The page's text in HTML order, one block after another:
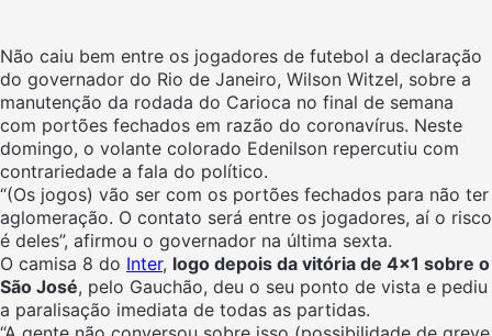
Não caiu bem entre os jogadores de futebol a declaração
do governador do Rio de Janeiro, Wilson Witzel, sobre a
manutenção da rodada do Carioca no final de semana
com portões fechados em razão do coronavírus. Neste
domingo, o volante colorado Edenilson repercutiu com
contrariedade a fala do político.
“(Os jogos) vão ser com os portões fechados para não ter
aglomeração. O contato será entre os jogadores, aí o risco
é deles”, afirmou o governador na última sexta.
O camisa 8 do Inter, logo depois da vitória de 4×1 sobre o
São José, pelo Gauchão, deu o seu ponto de vista e pediu
a paralisação imediata de todas as partidas.